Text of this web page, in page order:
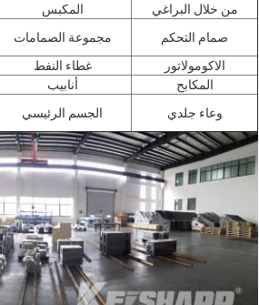
من خلال البراغي
المكبس
صمام التحكم
مجموعة الصمامات
الاكومولاتور
غطاء النفط
المكابح
أنابيب
وعاء جلدي
الجسم الرئيسي